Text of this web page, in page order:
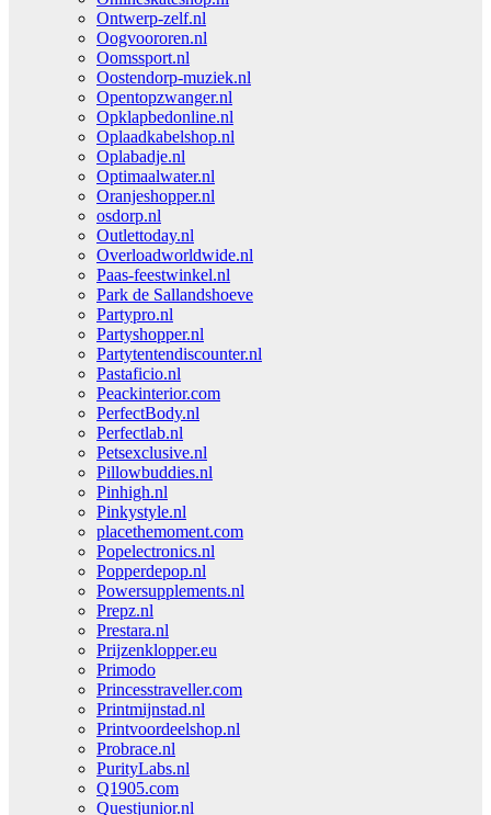
Ontwerp-zelf.nl
Oogvoororen.nl
Oomssport.nl
Oostendorp-muziek.nl
Opentopzwanger.nl
Opklapbedonline.nl
Oplaadkabelshop.nl
Oplabadje.nl
Optimaalwater.nl
Oranjeshopper.nl
osdorp.nl
Outlettoday.nl
Overloadworldwide.nl
Paas-feestwinkel.nl
Park de Sallandshoeve
Partypro.nl
Partyshopper.nl
Partytentendiscounter.nl
Pastaficio.nl
Peackinterior.com
PerfectBody.nl
Perfectlab.nl
Petsexclusive.nl
Pillowbuddies.nl
Pinhigh.nl
Pinkystyle.nl
placethemoment.com
Popelectronics.nl
Popperdepop.nl
Powersupplements.nl
Prepz.nl
Prestara.nl
Prijzenklopper.eu
Primodo
Princesstraveller.com
Printmijnstad.nl
Printvoordeelshop.nl
Probrace.nl
PurityLabs.nl
Q1905.com
Questjunior.nl